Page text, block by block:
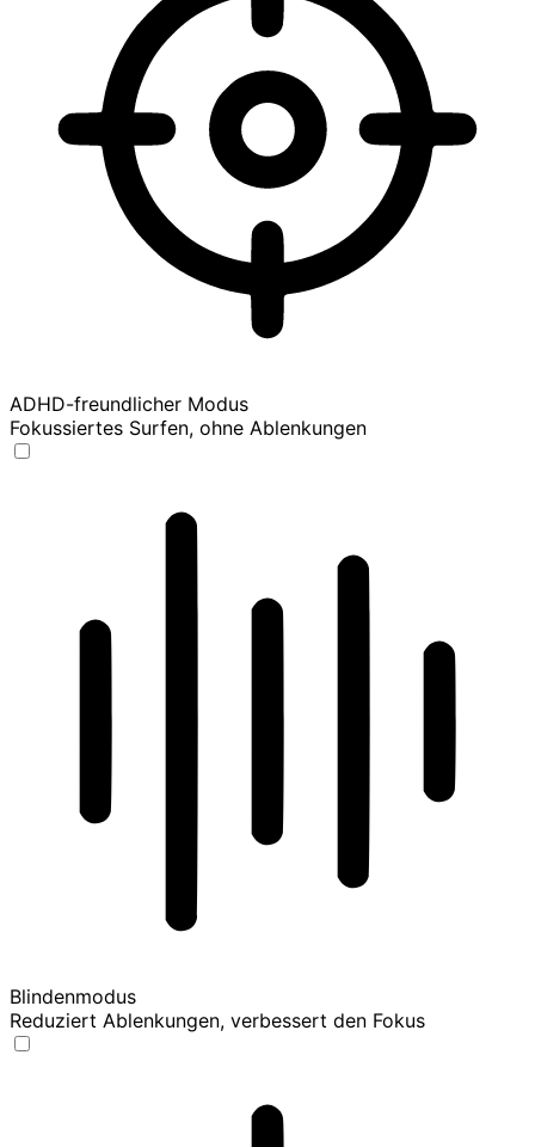
ADHD-freundlicher Modus
Fokussiertes Surfen, ohne Ablenkungen
Blindenmodus
Reduziert Ablenkungen, verbessert den Fokus